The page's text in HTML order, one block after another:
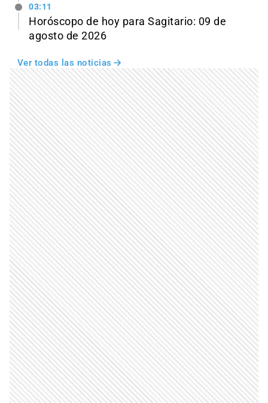
03:11
Horóscopo de hoy para Sagitario: 09 de
agosto de 2026
Ver todas las noticias